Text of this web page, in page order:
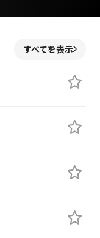
すべてを表示